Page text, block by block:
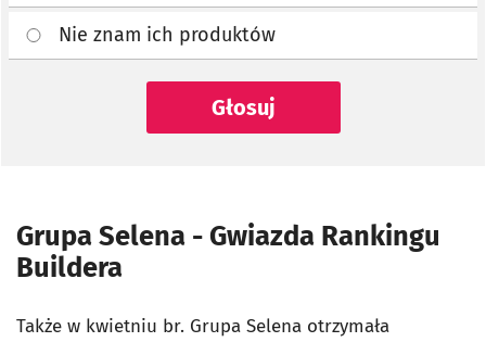
Nie znam ich produktów
Głosuj
Grupa Selena - Gwiazda Rankingu
Buildera
Także w kwietniu br. Grupa Selena otrzymała